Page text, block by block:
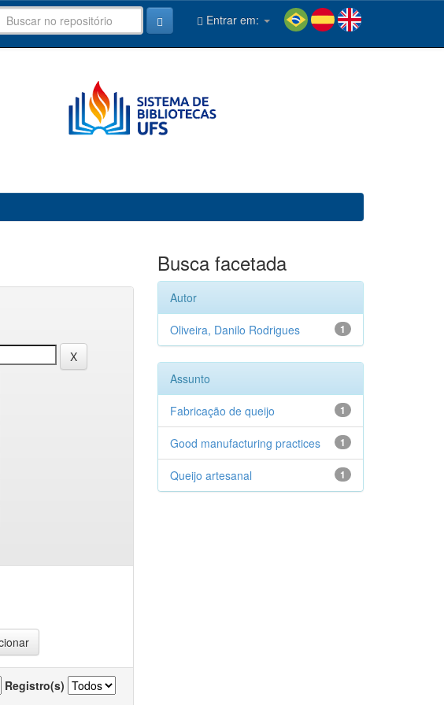
Entrar em:
Registro(s)
Busca facetada
Autor
1
Oliveira, Danilo Rodrigues
Assunto
1
Fabricação de queijo
1
Good manufacturing practices
1
Queijo artesanal